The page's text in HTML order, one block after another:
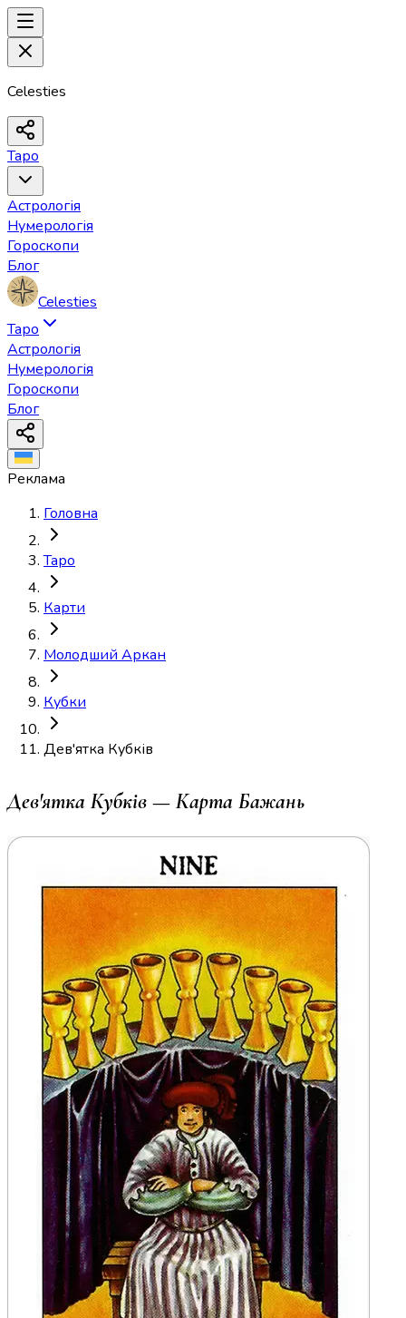
Celesties
Таро
Астрологія
Нумерологія
Гороскопи
Блог
Celesties
Таро
Астрологія
Нумерологія
Гороскопи
Блог
Реклама
Головна
Таро
Карти
Молодший Аркан
Кубки
Дев'ятка Кубків
Дев'ятка Кубків — Карта Бажань